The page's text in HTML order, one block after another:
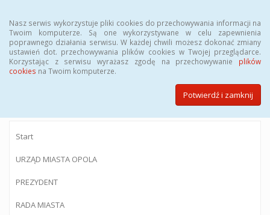
Nasz serwis wykorzystuje pliki cookies do przechowywania informacji na
Twoim komputerze. Są one wykorzystywane w celu zapewnienia
poprawnego działania serwisu. W każdej chwili możesz dokonać zmiany
ustawień dot. przechowywania plików cookies w Twojej przeglądarce.
Korzystając z serwisu wyrażasz zgodę na przechowywanie plików
cookies na Twoim komputerze.
Potwierdź i zamknij
BIULETYN INFORMACJI PUBLICZNEJ
Urzędu Miasta Opola
Start
URZĄD MIASTA OPOLA
PREZYDENT
RADA MIASTA